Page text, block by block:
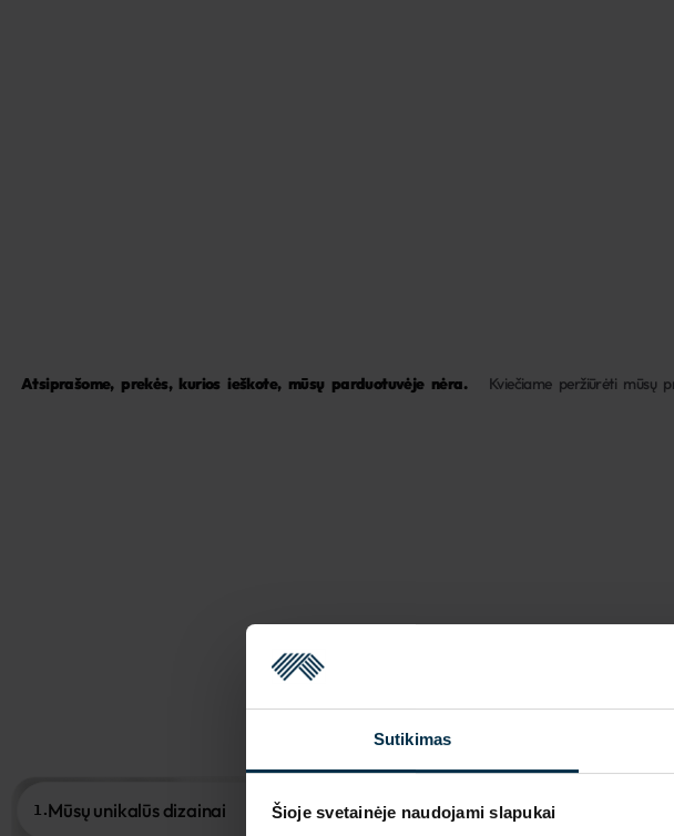
Sutikimas
Šioje svetainėje naudojami slapukai
Atsiprašome, prekės, kurios ieškote, mūsų parduotuvėje nėra. Kviečiame peržiūrėti mūsų
1.Mūsų unikalūs dizainai